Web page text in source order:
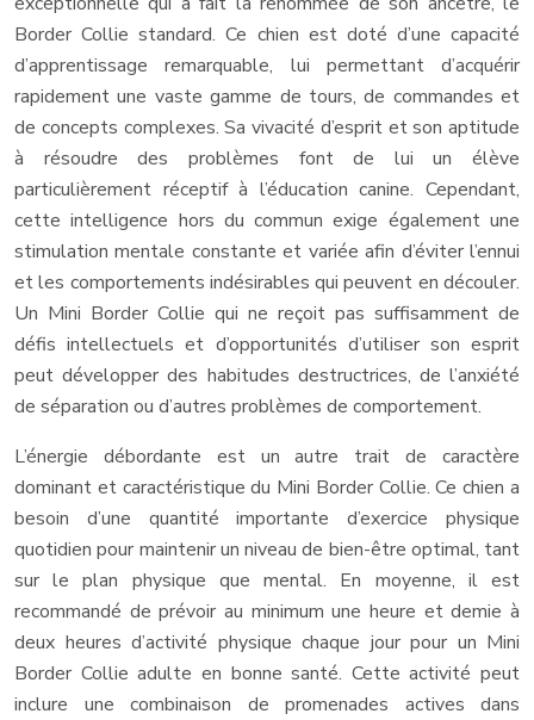
Border Collie standard. Ce chien est doté d’une capacité
d’apprentissage remarquable, lui permettant d’acquérir
rapidement une vaste gamme de tours, de commandes et
de concepts complexes. Sa vivacité d’esprit et son aptitude
à résoudre des problèmes font de lui un élève
particulièrement réceptif à l’éducation canine. Cependant,
cette intelligence hors du commun exige également une
stimulation mentale constante et variée afin d’éviter l’ennui
et les comportements indésirables qui peuvent en découler.
Un Mini Border Collie qui ne reçoit pas suffisamment de
défis intellectuels et d’opportunités d’utiliser son esprit
peut développer des habitudes destructrices, de l’anxiété
de séparation ou d’autres problèmes de comportement.
L’énergie débordante est un autre trait de caractère
dominant et caractéristique du Mini Border Collie. Ce chien a
besoin d’une quantité importante d’exercice physique
quotidien pour maintenir un niveau de bien-être optimal, tant
sur le plan physique que mental. En moyenne, il est
recommandé de prévoir au minimum une heure et demie à
deux heures d’activité physique chaque jour pour un Mini
Border Collie adulte en bonne santé. Cette activité peut
inclure une combinaison de promenades actives dans